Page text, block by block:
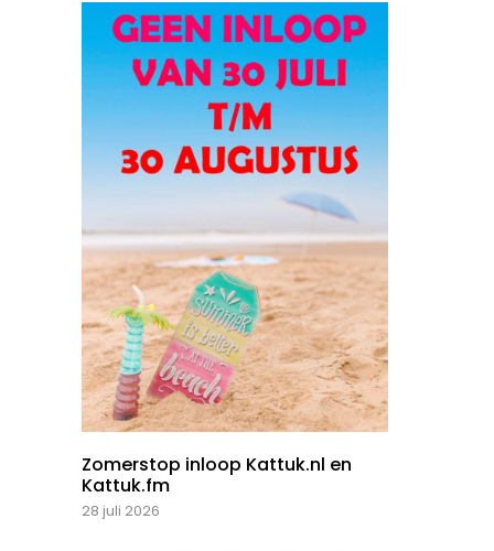
Zomerstop inloop Kattuk.nl en
Kattuk.fm
28 juli 2026